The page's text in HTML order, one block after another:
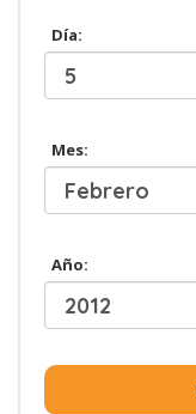
Día:
Mes:
Año: